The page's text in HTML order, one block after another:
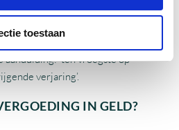
toestaan
van 5 jaar begint wellicht
aanduiding: ‘ten vroegste op
verjaring’.
IN GELD?